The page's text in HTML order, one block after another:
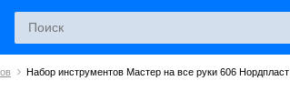
Набор инструментов Мастер на все руки 606 Нордпласт